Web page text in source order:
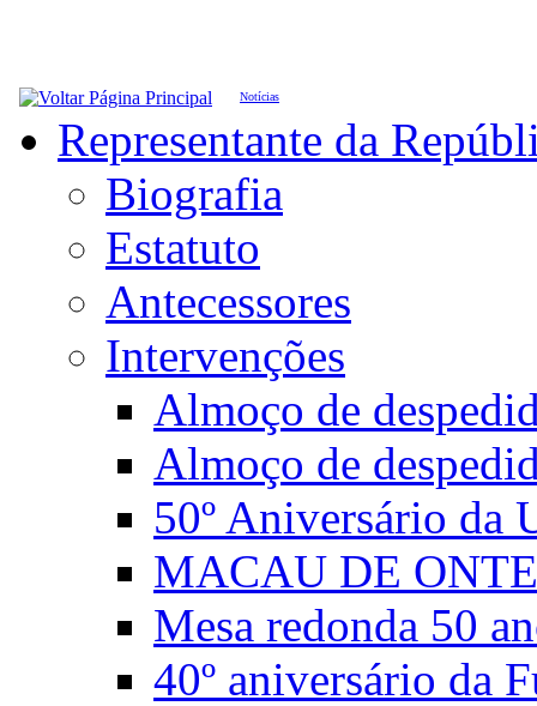
Notícias
Representante da
Biografia
Estatuto
Antecessores
Intervenções
Almoço de
Almoço de
50º Aniversário da
MACAU DE
Mesa redonda 50
40º aniversário da